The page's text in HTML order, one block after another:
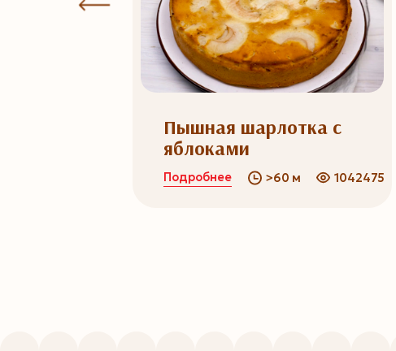
Пышная шарлотка с
яблоками
Подробнее >60 м 10424756